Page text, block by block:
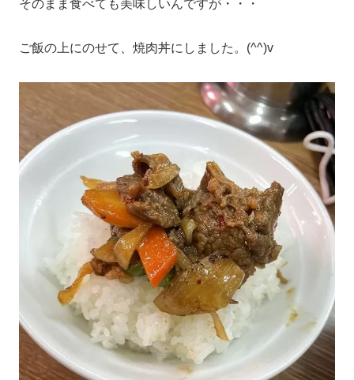
そのまま食べても美味しいんですが・・・
ご飯の上にのせて、焼肉丼にしました。(^^)v